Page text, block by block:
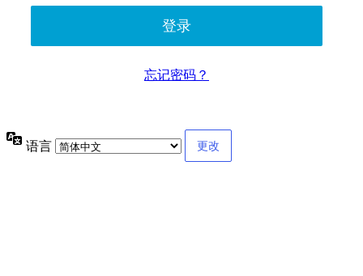
忘记密码？
语言